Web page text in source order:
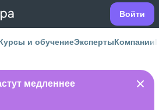
Войти
и обучениеЭкспертыКомпании
медленнее